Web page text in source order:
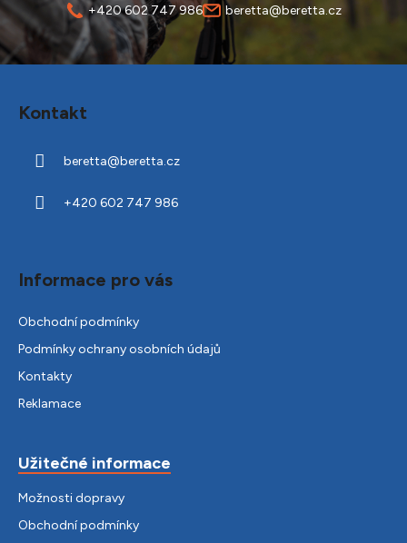
+420 602 747 986 beretta@beretta.cz
Kontakt
beretta@beretta.cz
+420 602 747 986
Informace pro vás
Obchodní podmínky
Podmínky ochrany osobních údajů
Kontakty
Reklamace
Užitečné informace
Možnosti dopravy
Obchodní podmínky